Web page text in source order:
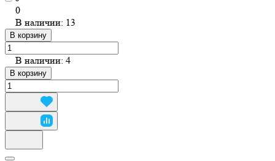
0
В наличии: 13
В корзину
В наличии: 4
В корзину